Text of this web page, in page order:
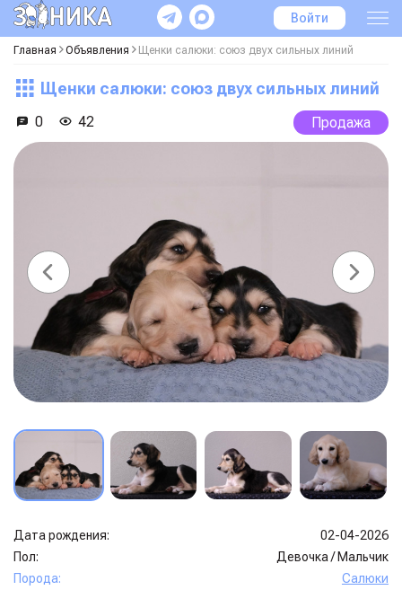
Войти
Главная Объявления Щенки салюки: союз двух сильных линий
Щенки салюки: союз двух сильных линий
0 42 Продажа
Дата рождения:
02-04-2026
Пол:
Девочка / Мальчик
Порода:
Салюки